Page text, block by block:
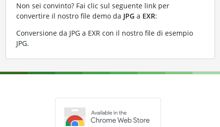
Non sei convinto? Fai clic sul seguente link per
convertire il nostro file demo da JPG a EXR:
Conversione da JPG a EXR con il nostro file di esempio
JPG.